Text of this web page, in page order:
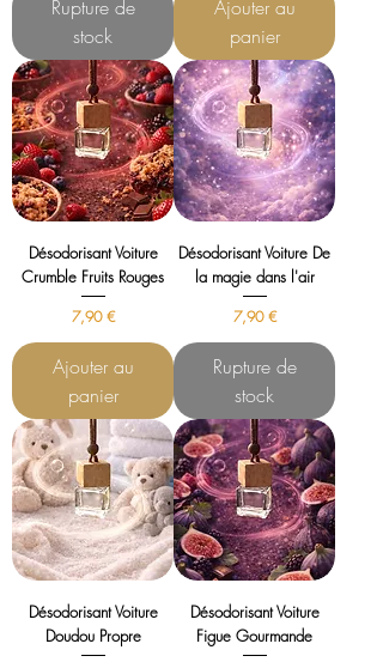
Rupture de
stock
Ajouter au
panier
Désodorisant Voiture
Crumble Fruits Rouges
Prix
7,90 €
Ajouter au
panier
Désodorisant Voiture De
la magie dans l'air
Prix
7,90 €
Rupture de
stock
Désodorisant Voiture
Doudou Propre
Désodorisant Voiture
Figue Gourmande